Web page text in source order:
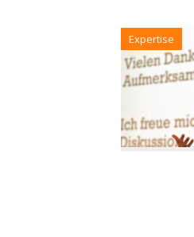
Expertise